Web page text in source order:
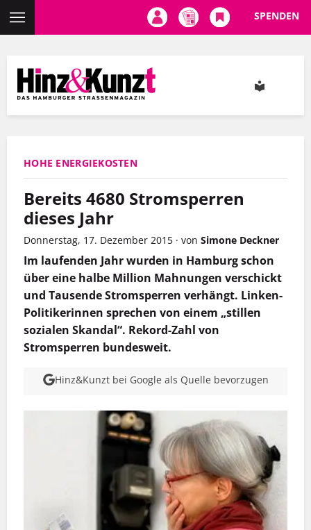
Inhalt
SPENDEN
HOHE ENERGIEKOSTEN
Bereits 4680 Stromsperren
dieses Jahr
Donnerstag, 17. Dezember 2015 · von Simone Deckner
Im laufenden Jahr wurden in Hamburg schon
über eine halbe Million Mahnungen verschickt
und Tausende Stromsperren verhängt. Linken-
Politikerinnen sprechen von einem „stillen
sozialen Skandal“. Rekord-Zahl von
Stromsperren bundesweit.
Hinz&Kunzt bei Google als Quelle bevorzugen